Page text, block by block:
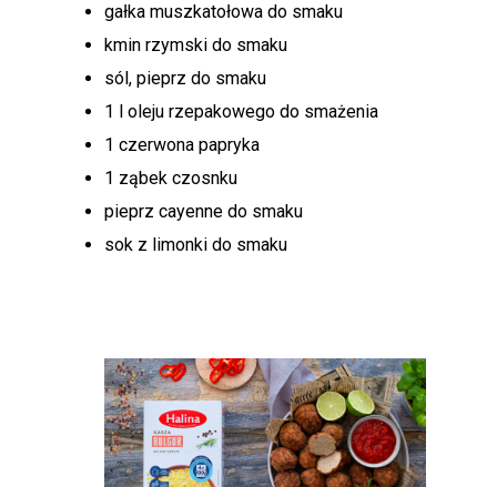
gałka muszkatołowa do smaku
kmin rzymski do smaku
sól, pieprz do smaku
1 l oleju rzepakowego do smażenia
1 czerwona papryka
1 ząbek czosnku
pieprz cayenne do smaku
sok z limonki do smaku